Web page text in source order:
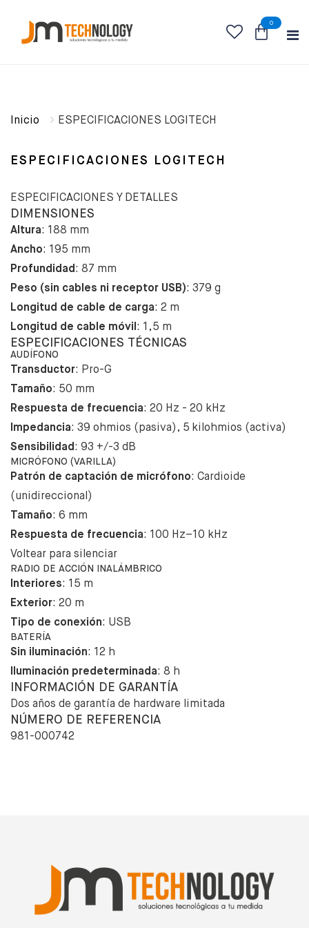
0
Inicio ESPECIFICACIONES LOGITECH
ESPECIFICACIONES LOGITECH
ESPECIFICACIONES Y DETALLES
DIMENSIONES
Altura: 188 mm
Ancho: 195 mm
Profundidad : 87 mm
Peso (sin cables ni receptor USB): 379 g
Longitud de cable de carga: 2 m
Longitud de cable móvil : 1,5 m
ESPECIFICACIONES TÉCNICAS
AUDÍFONO
Transductor: Pro-G
Tamaño: 50 mm
Respuesta de frecuencia: 20 Hz - 20 kHz
Impedancia: 39 ohmios (pasiva), 5 kilohmios (activa)
Sensibilidad : 93 +/-3 dB
MICRÓFONO (VARILLA)
Patrón de captación de micrófono: Cardioide
(unidireccional)
Tamaño: 6 mm
Respuesta de frecuencia: 100 Hz–10 kHz
Voltear para silenciar
RADIO DE ACCIÓN INALÁMBRICO
Interiores: 15 m
Exterior: 20 m
Tipo de conexión: USB
BATERÍA
Sin iluminación: 12 h
Iluminación predeterminada: 8 h
INFORMACIÓN DE GARANTÍA
Dos años de garantía de hardware limitada
NÚMERO DE REFERENCIA
981-000742